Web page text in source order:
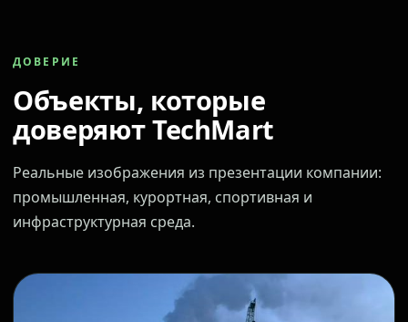
ДОВЕРИЕ
Объекты, которые
доверяют TechMart
Реальные изображения из презентации компании:
промышленная, курортная, спортивная и
инфраструктурная среда.